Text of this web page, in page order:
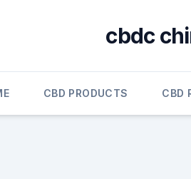
cbdc
CBD PRODUCTS CBD